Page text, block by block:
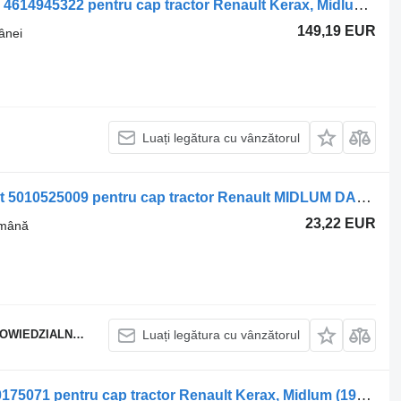
Supapă de comandă a frânei WABCO 4614945322 pentru cap tractor Renault Kerax, Midlum (1997-2014)
149,19 EUR
Luați legătura cu vânzătorul
Supapă pentru frâna de mână Renault 5010525009 pentru cap tractor Renault MIDLUM DAF LF 45/55 5010
23,22 EUR
Luați legătura cu vânzătorul
Etrier frana Renault amiază (01.00-) 40175071 pentru cap tractor Renault Kerax, Midlum (1997-2014)